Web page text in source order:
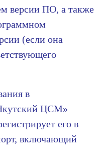
версии ПО, а также
(если она
в
ЦСМ»
его в
включающий